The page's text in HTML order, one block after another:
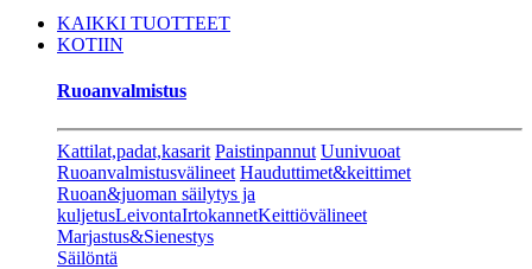
KAIKKI TUOTTEET
KOTIIN
Ruoanvalmistus
Kattilat,padat,kasarit Paistinpannut Uunivuoat
Ruoanvalmistusvälineet Hauduttimet&keittimet
Ruoan&juoman säilytys ja
kuljetusLeivontaIrtokannetKeittiövälineet
Marjastus&Sienestys
Säilöntä